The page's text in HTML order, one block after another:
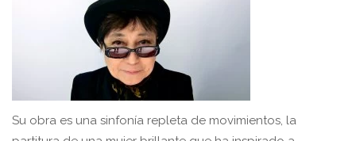
Su obra es una sinfonía repleta de movimientos, la